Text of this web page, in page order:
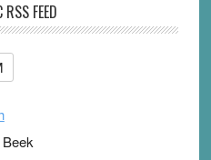
RSS FEED